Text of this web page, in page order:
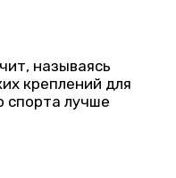
называясь
креплений для
спорта лучше